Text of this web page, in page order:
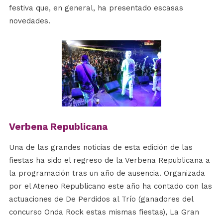
festiva que, en general, ha presentado escasas
novedades.
Verbena Republicana
Una de las grandes noticias de esta edición de las
fiestas ha sido el regreso de la Verbena Republicana a
la programación tras un año de ausencia. Organizada
por el Ateneo Republicano este año ha contado con las
actuaciones de De Perdidos al Trío (ganadores del
concurso Onda Rock estas mismas fiestas), La Gran